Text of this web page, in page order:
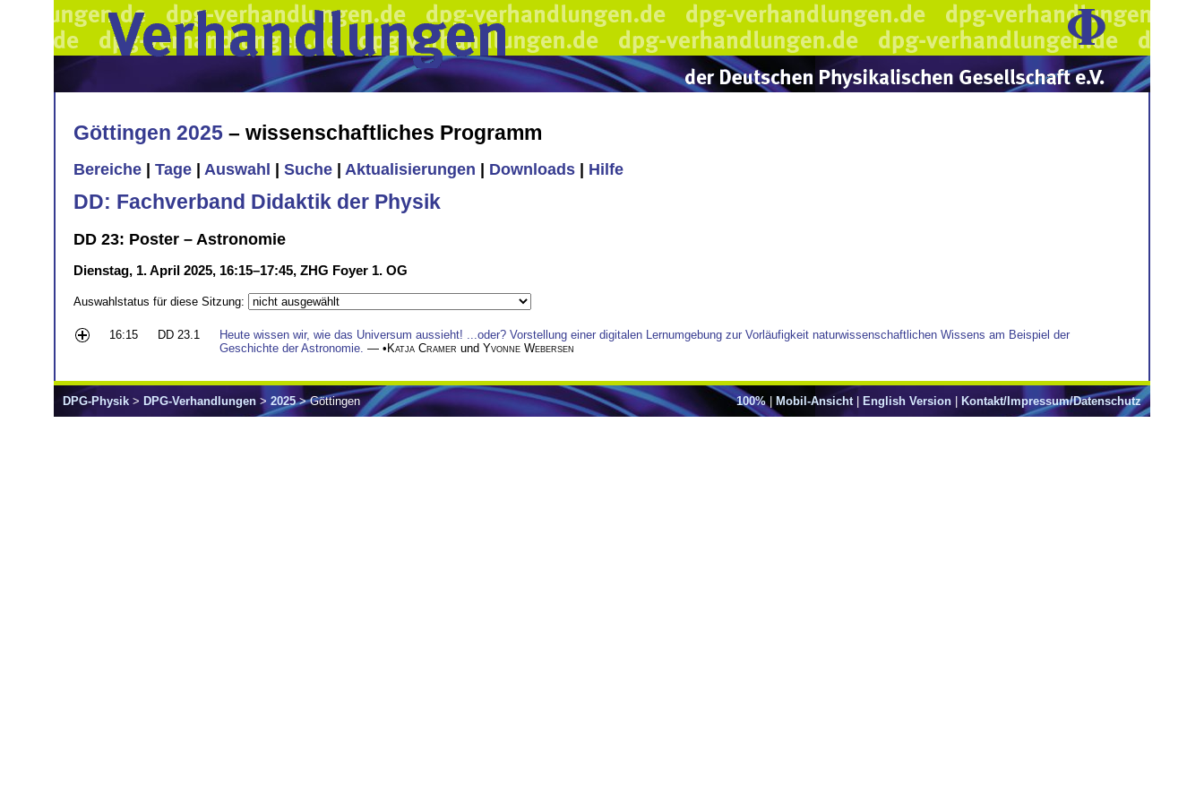
Göttingen 2025 – wissenschaftliches Programm
Bereiche Tage Auswahl Suche Aktualisierungen Downloads Hilfe
DD: Fachverband Didaktik der Physik
DD 23: Poster – Astronomie
Dienstag, 1. April 2025, 16:15–17:45, ZHG Foyer 1. OG
Auswahlstatus für diese Sitzung:
16:15 DD 23.1
Heute wissen wir, wie das Universum aussieht! ...oder? Vorstellung einer digitalen Lernumgebung zur Vorläufigkeit naturwissenschaftlichen Wissens am Beispiel der
Geschichte der Astronomie. — •Katja Cramer und Yvonne Webersen
100%| Mobil-Ansicht | English Version | Kontakt/Impressum/Datenschutz
DPG-Physik > DPG-Verhandlungen > 2025> Göttingen